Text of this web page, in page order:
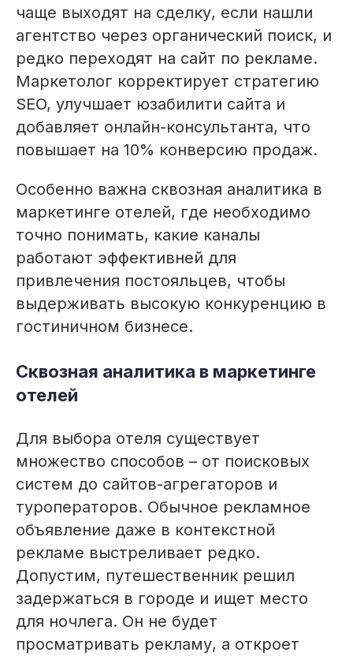
чаще выходят на сделку, если нашли
агентство через органический поиск, и
редко переходят на сайт по рекламе.
Маркетолог корректирует стратегию
SEO, улучшает юзабилити сайта и
добавляет онлайн-консультанта, что
повышает на 10% конверсию продаж.
Особенно важна сквозная аналитика в
маркетинге отелей, где необходимо
точно понимать, какие каналы
работают эффективней для
привлечения постояльцев, чтобы
выдерживать высокую конкуренцию в
гостиничном бизнесе.
Сквозная аналитика в маркетинге
отелей
Для выбора отеля существует
множество способов – от поисковых
систем до сайтов-агрегаторов и
туроператоров. Обычное рекламное
объявление даже в контекстной
рекламе выстреливает редко.
Допустим, путешественник решил
задержаться в городе и ищет место
для ночлега. Он не будет
просматривать рекламу, а откроет